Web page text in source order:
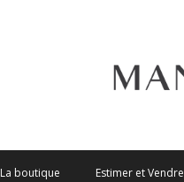
La boutique Estimer et Vendre